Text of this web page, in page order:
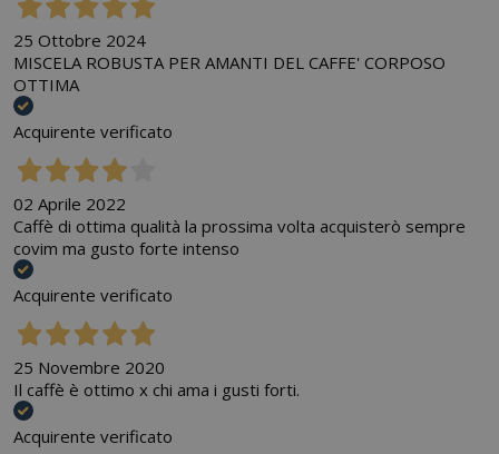
25 Ottobre 2024
MISCELA ROBUSTA PER AMANTI DEL CAFFE' CORPOSO
OTTIMA
Acquirente verificato
02 Aprile 2022
Caffè di ottima qualità la prossima volta acquisterò sempre
covim ma gusto forte intenso
Acquirente verificato
25 Novembre 2020
Il caffè è ottimo x chi ama i gusti forti.
Acquirente verificato